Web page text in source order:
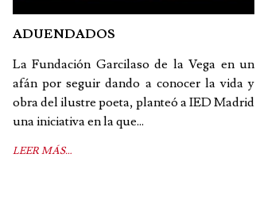
ADUENDADOS
La Fundación Garcilaso de la Vega en un
afán por seguir dando a conocer la vida y
obra del ilustre poeta, planteó a IED Madrid
una iniciativa en la que...
LEER MÁS…